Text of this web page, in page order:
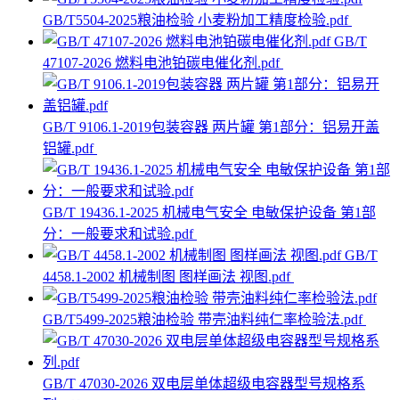
GB/T5504-2025粮油检验 小麦粉加工精度检验.pdf
GB/T
47107-2026 燃料电池铂碳电催化剂.pdf
GB/T 9106.1-2019包装容器 两片罐 第1部分：铝易开盖
铝罐.pdf
GB/T 19436.1-2025 机械电气安全 电敏保护设备 第1部
分：一般要求和试验.pdf
GB/T
4458.1-2002 机械制图 图样画法 视图.pdf
GB/T5499-2025粮油检验 带壳油料纯仁率检验法.pdf
GB/T 47030-2026 双电层单体超级电容器型号规格系